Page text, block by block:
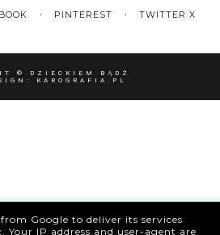
PINTEREST TWITTER X
© DZIECKIEM BĄDŹ
KAROGRAFIA.PL
Google to deliver its services
IP address and user-agent are